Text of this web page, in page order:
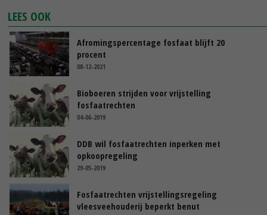
LEES OOK
Afromingspercentage fosfaat blijft 20
procent
08-12-2021
Bioboeren strijden voor vrijstelling
fosfaatrechten
04-06-2019
DDB wil fosfaatrechten inperken met
opkoopregeling
29-05-2019
Fosfaatrechten vrijstellingsregeling
vleesveehouderij beperkt benut